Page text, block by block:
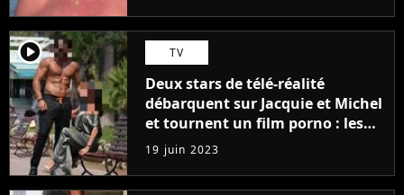
player2 TV
Deux stars de télé-réalité
débarquent sur Jacquie et Michel
et tournent un film porno : les
premières images du tournage
(exclu)
19 juin 2023